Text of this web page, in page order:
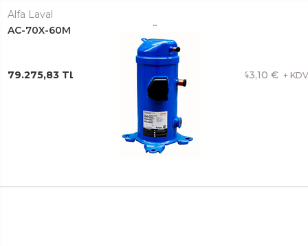
Alfa Laval
AC-70X-60M PLAKALI EŞANJÖR 3287065791
1.443,10 € + KDV
79.275,83 TL + KDV